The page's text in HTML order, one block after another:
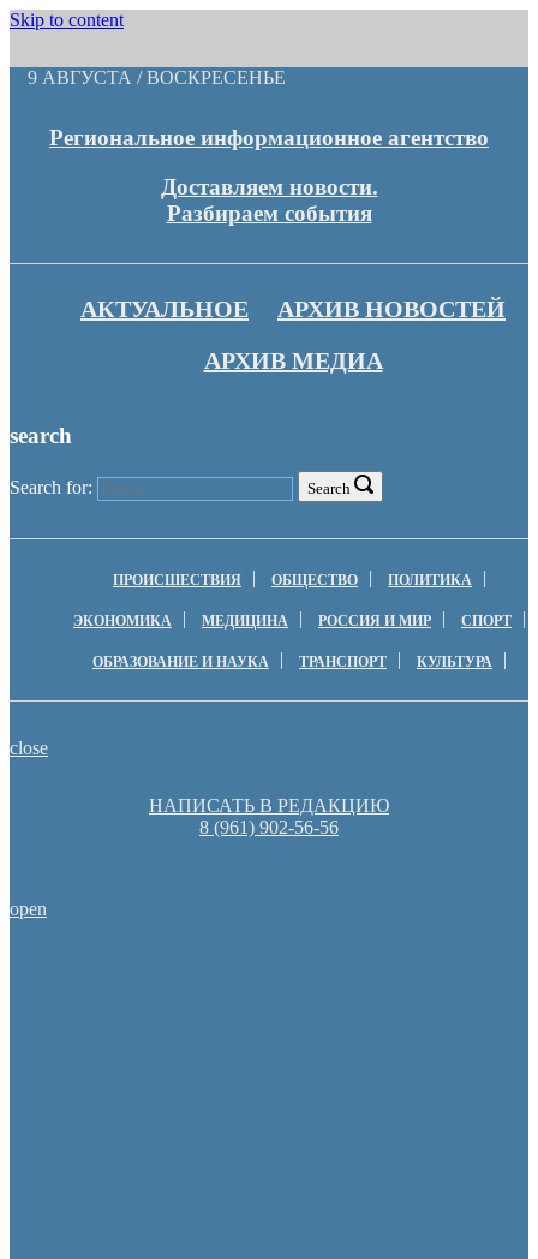
Skip to content
9 АВГУСТА / ВОСКРЕСЕНЬЕ
Региональное информационное агентство
Доставляем новости.
Разбираем события
АКТУАЛЬНОЕ
АРХИВ НОВОСТЕЙ
АРХИВ МЕДИА
search
Search for: Search
ПРОИСШЕСТВИЯ ОБЩЕСТВО ПОЛИТИКА
ЭКОНОМИКА МЕДИЦИНА РОССИЯ И МИР СПОРТ
ОБРАЗОВАНИЕ И НАУКА ТРАНСПОРТ КУЛЬТУРА
close
НАПИСАТЬ В РЕДАКЦИЮ
8 (961) 902-56-56
open